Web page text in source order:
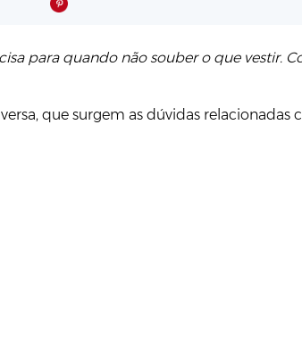
para quando não souber o que vestir.
que surgem as dúvidas relacionadas